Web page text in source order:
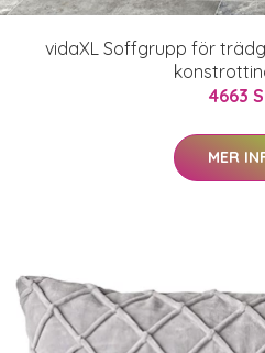
vidaXL Soffgrupp för
4663
MER